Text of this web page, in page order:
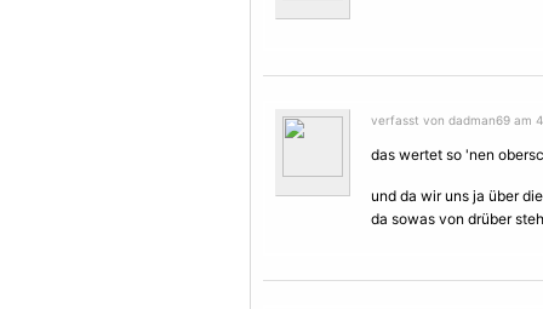
verfasst von dadman69 am
das wertet so 'nen
und da wir uns ja über
da sowas von drüber